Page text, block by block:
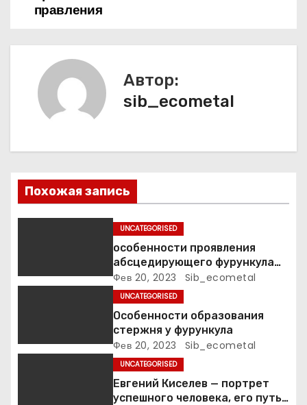
и
с
я
правления
Автор:
sib_ecometal
Похожая запись
UNCATEGORISED
особенности проявления
абсцедирующего фурункула
код по МКБ-10
Фев 20, 2023 Sib_ecometal
UNCATEGORISED
Особенности образования
стержня у фурункула
Фев 20, 2023 Sib_ecometal
UNCATEGORISED
Евгений Киселев — портрет
успешного человека, его путь